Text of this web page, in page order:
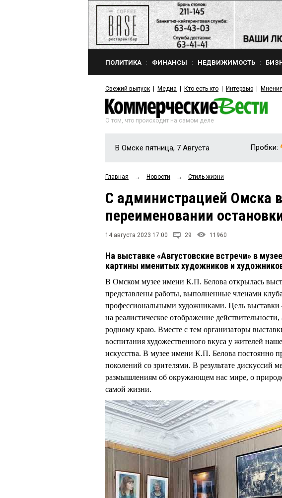
ПОЛИТИКА ФИНАНСЫ НЕДВИЖИМОСТЬ
Свежий выпуск Медиа Кто есть кто Интервью Мнения
О том, что происходит на самом деле
В Омске пятница, 7 Августа Пробки:
Главная → Новости → Стиль жизни
С администрацией Омска
переименовании
14 августа 2023 17:00 29 11960
На выставке «Августовские встречи» в
картины именитых художников и
В Омском музее имени К.П. Белова открылась
представлены работы, выполненные членами
профессиональными художниками. Цель выставки
на реалистическое отображение
родному краю. Вместе с тем организаторы
воспитания художественного вкуса у жителей
искусства. В музее имени К.П. Белова постоянно
поколений со зрителями. В результате
размышлениям об окружающем нас мире, о
самой жизни.